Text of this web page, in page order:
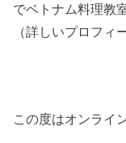
でベトナム料理教
（詳しいプロフィ
この度はオンライ